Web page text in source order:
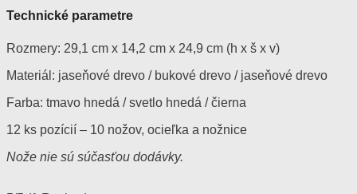
Technické parametre
Rozmery: 29,1 cm x 14,2 cm x 24,9 cm (h x š x v)
Materiál: jaseňové drevo / bukové drevo / jaseňové drevo
Farba: tmavo hnedá / svetlo hnedá / čierna
12 ks pozícií – 10 nožov, ocieľka a nožnice
Nože nie sú súčasťou dodávky.